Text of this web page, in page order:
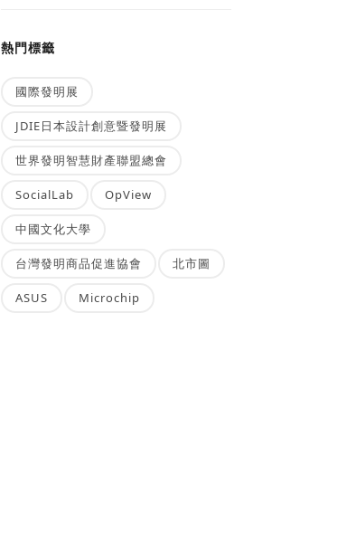
熱門標籤
國際發明展
JDIE日本設計創意暨發明展
世界發明智慧財產聯盟總會
SocialLab OpView
中國文化大學
台灣發明商品促進協會 北市圖
ASUS Microchip